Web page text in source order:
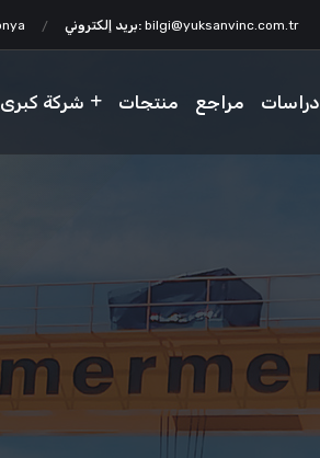
بريد إلكتروني: bilgi@yuksanvinc.com.tr
شركة كبرى منتجات مراجع دراسات